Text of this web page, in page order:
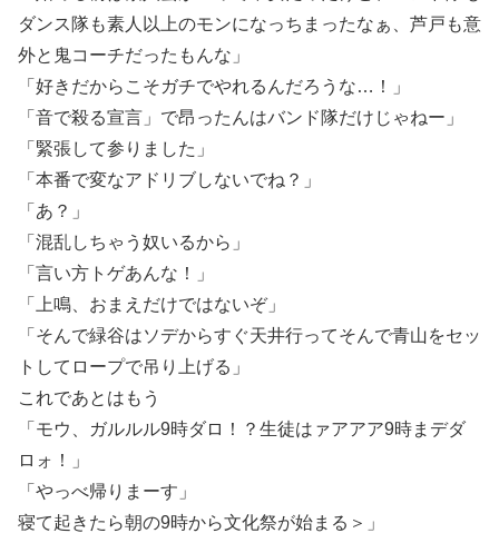
ダンス隊も素人以上のモンになっちまったなぁ、芦戸も意
外と鬼コーチだったもんな」
「好きだからこそガチでやれるんだろうな…！」
「音で殺る宣言」で昂ったんはバンド隊だけじゃねー」
「緊張して参りました」
「本番で変なアドリブしないでね？」
「あ？」
「混乱しちゃう奴いるから」
「言い方トゲあんな！」
「上鳴、おまえだけではないぞ」
「そんで緑谷はソデからすぐ天井行ってそんで青山をセッ
トしてロープで吊り上げる」
これであとはもう
「モウ、ガルルル9時ダロ！？生徒はァアアア9時まデダ
ロォ！」
「やっべ帰りまーす」
寝て起きたら朝の9時から文化祭が始まる＞」